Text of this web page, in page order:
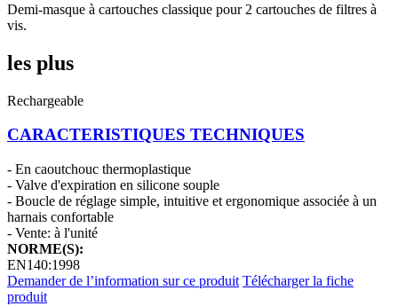
Demi-masque à cartouches classique pour 2 cartouches de filtres à
vis.
les plus
Rechargeable
CARACTERISTIQUES TECHNIQUES
- En caoutchouc thermoplastique
- Valve d'expiration en silicone souple
- Boucle de réglage simple, intuitive et ergonomique associée à un
harnais confortable
- Vente: à l'unité
NORME(S):
EN140:1998
Demander de l’information sur ce produit Télécharger la fiche
produit